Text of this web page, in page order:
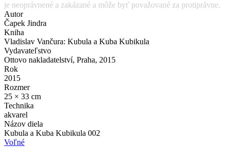
je neoprávnené a zakázané a môže byť považované za protiprávne.
Autor
Čapek Jindra
Kniha
Vladislav Vančura: Kubula a Kuba Kubikula
Vydavateľstvo
Ottovo nakladatelství, Praha, 2015
Rok
2015
Rozmer
25 × 33 cm
Technika
akvarel
Názov diela
Kubula a Kuba Kubikula 002
Voľné